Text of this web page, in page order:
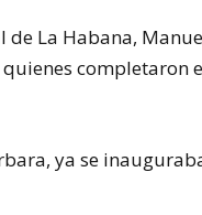
de La Habana,
completaron
ya se